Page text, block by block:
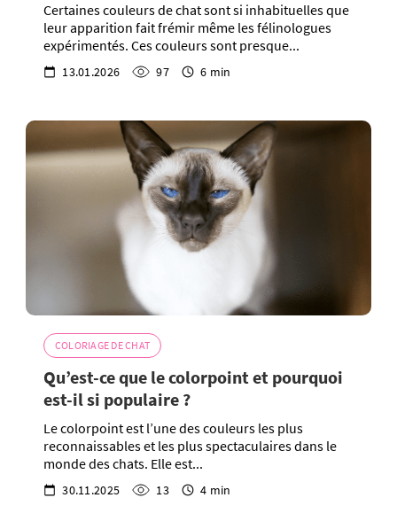
Certaines couleurs de chat sont si inhabituelles que
leur apparition fait frémir même les félinologues
expérimentés. Ces couleurs sont presque...
13.01.2026 97 6 min
COLORIAGE DE CHAT
Qu’est-ce que le colorpoint et pourquoi
est-il si populaire ?
Le colorpoint est l’une des couleurs les plus
reconnaissables et les plus spectaculaires dans le
monde des chats. Elle est...
30.11.2025 13 4 min